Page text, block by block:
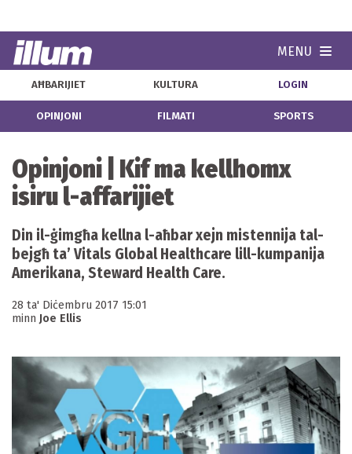
MENU
AĦBARIJIET KULTURA LOGIN
OPINJONI FILMATI SPORTS
Opinjoni | Kif ma kellhomx
isiru l-affarijiet
Din il-ġimgħa kellna l-aħbar xejn mistennija tal-
bejgħ ta’ Vitals Global Healthcare lill-kumpanija
Amerikana, Steward Health Care.
28 ta' Diċembru 2017 15:01
minn Joe Ellis